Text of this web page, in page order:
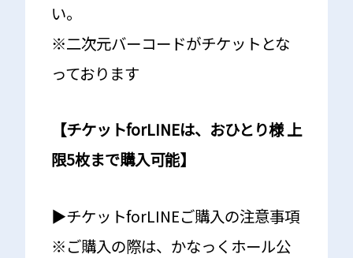
い。
※二次元バーコードがチケットとな
っております
【チケットforLINEは、おひとり様 上
限5枚まで購入可能】
▶︎チケットforLINEご購入の注意事項
※ご購入の際は、かなっくホール公